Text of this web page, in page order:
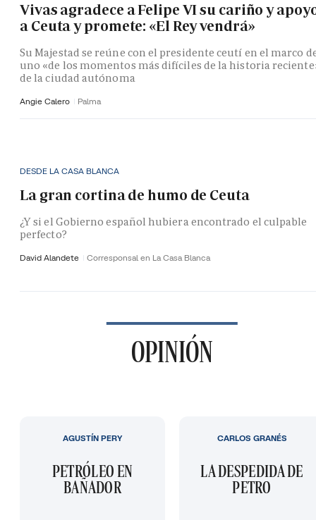
Vivas agradece a Felipe VI su cariño y
a Ceuta y promete: «El Rey vendrá»
Su Majestad se reúne con el presidente ceutí en el marco
uno «de los momentos más difíciles de la historia
de la ciudad autónoma
Angie Calero Palma
DESDE LA CASA BLANCA
La gran cortina de humo de Ceuta
¿Y si el Gobierno español hubiera encontrado el culpable
perfecto?
David Alandete Corresponsal en La Casa Blanca
OPINIÓN
PETRÓLEO EN
BAÑADOR
AGUSTÍN PERY
LA DESPEDIDA DE
PETRO
CARLOS GRANÉS